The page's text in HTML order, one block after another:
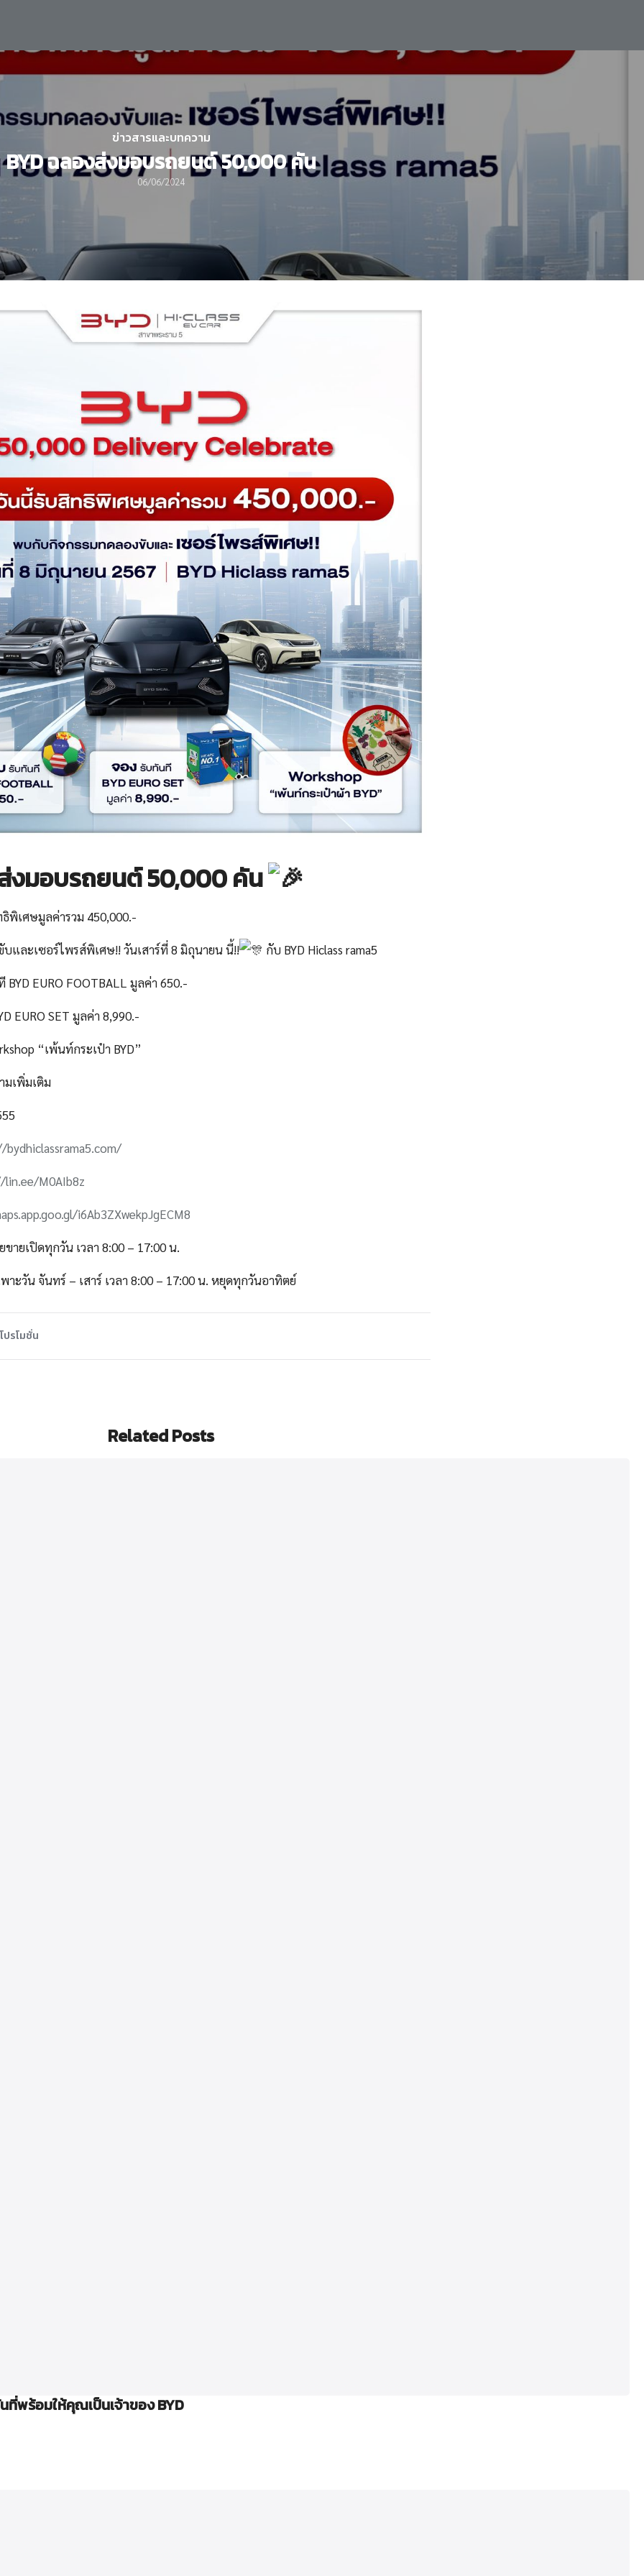
ข่าวสารและบทความ
BYD ฉลองส่งมอบรถยนต์ 50,000 คัน
06/06/2024
งมอบรถยนต์ 50,000 คัน
พิเศษมูลค่ารวม 450,000.-
และเซอร์ไพรส์พิเศษ!! วันเสาร์ที่ 8 มิถุนายน นี้!! กับ BYD Hiclass rama5
EURO FOOTBALL มูลค่า 650.-
EURO SET มูลค่า 8,990.-
“เพ้นท์กระเป๋า BYD”
มเพิ่มเติม
M0AIb8z
i6Ab3ZXwekpJgECM8
ายเปิดทุกวัน เวลา 8:00 – 17:00 น.
าะวัน จันทร์ – เสาร์ เวลา 8:00 – 17:00 น. หยุดทุกวันอาทิตย์
โปรโมชั่น
Related Posts
พร้อมให้คุณเป็นเจ้าของ BYD